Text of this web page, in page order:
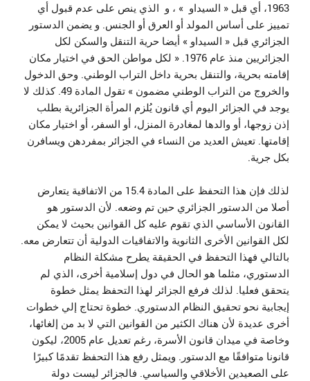
1963، أي قبل « السيداو » ، و الذي ينص على عدم قبول أي
تمييز على أساس المولد أو العرق أو الجنس. و يضمن الدستور
الجزائري قبل « السيداو » أيضا حرية التنقل والسكن لكل
الجزائريين منذ عام 1976. « لكل مواطن الحق في اختيار مكان
إقامته بحرية، والتنقل بحرية داخل التراب الوطني. وحق الدخول
والخروج من التراب الوطني مضمون » تقول المادة 49. كذلك لا
يوجد في الجزائر اليوم أي قانون يُلزم المرأة الجزائرية بطلب
إذن زوجها، أو والدها لمغادرة المنزل، أو السفر، أو اختيار مكان
إقامتها. تعيش العديد من النساء في الجزائر بمفردهن ويسافرن
بكل جرية.
لذلك فإن هذا التحفظ على المادة 15.4 من الاتفاقية يتعارض
أصلا من الدستور الجزائري حين تم وضعه. لأن الدستور هو
القانون الأساسي الذي تقوم عليه كل القوانين بحيث لا يمكن
لكل القوانين الأخرى الثانوية والاتفاقيات الدولية أن تتعارض معه.
بالتالي فهذا التحفظ في الحقيقة يطرح مشكلة النظام
الدستوري، مثلما هو الحال في دول إسلامية أخرى، الذي لم
يتحقق فعليا. لذلك فرفع الجزائر لهذا التحفظ يمثل خطوة
إيجابية نحو تحقيق النظام الدستوري. خطوة تحتاج إلي خطوات
أخرى عديدة لأن هناك الكثير من القوانين التي لا بد من إلغائها،
وخاصة في ميدان قانون الأسرة، رغم تعديل عام 2005، ليكون
قانونا متوافقًا مع الدستور. ويمثل رفع هذا التحفظ تقدمًا كبيرًا
على الصعيدين الأخلاقي والسياسي. فالجزائر ليست دولة